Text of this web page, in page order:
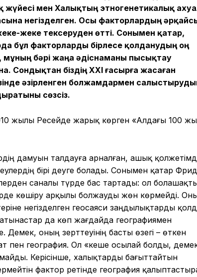
мен Халықтың этногенетикалық
негізделген. Осы факторлардың
жеке тексеруден өтті. Сонымен қатар,
бұл факторларды бірлесе қолданудың оң
бәрі жаңа әдіснаманы пысықтау
біздің XXI ғасырға жасаған
әзірленген болжамдармен
сөзсіз.
жылы Ресейде жарық көрген «Алдағы 100
дамуын талдауға арналған, ашық
бірі деуге болады. Сонымен қатар
саналы түрде бас тартады: ол
көшіру арқылы болжауды жөн көрмейді.
негізделген геосаяси заңдылықтарды
да көп жағдайда географиямен
оның зерттеуінің басты өзегі – өткен
пен география. Ол «кеше осылай болды,
Керісінше, халықтарды бағыттайтын
фактор ретінде география